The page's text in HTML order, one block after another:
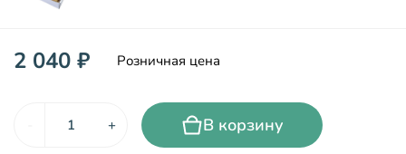
2 040 ₽ Розничная цена
+ В корзину